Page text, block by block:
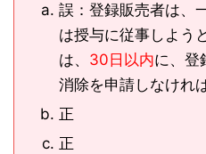
誤：登録販売者は、
は授与に従事しよう
は、 30日以内に、登
消除を申請しなけれ
正
正